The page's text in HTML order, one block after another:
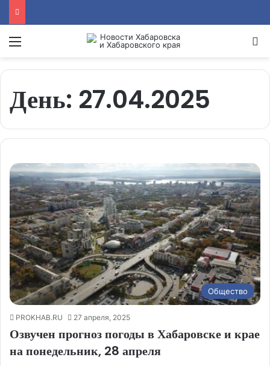
Menu
День: 27.04.2025
Общество
PROKHAB.RU 27 апреля, 2025
Озвучен прогноз погоды в Хабаровске и крае
на понедельник, 28 апреля